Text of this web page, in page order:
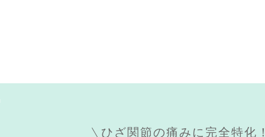
ひざ関節の痛みに完全特化！